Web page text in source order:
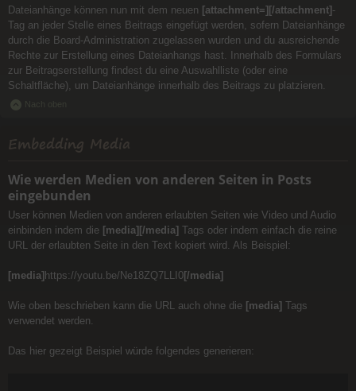
Dateianhänge können nun mit dem neuen [attachment=][/attachment] -
Tag an jeder Stelle eines Beitrags eingefügt werden, sofern Dateianhänge
durch die Board-Administration zugelassen wurden und du ausreichende
Rechte zur Erstellung eines Dateianhangs hast. Innerhalb des Formulars
zur Beitragserstellung findest du eine Auswahlliste (oder eine
Schaltfläche), um Dateianhänge innerhalb des Beitrags zu platzieren.
Nach oben
Embedding Media
Wie werden Medien von anderen Seiten in Posts
eingebunden
User können Medien von anderen erlaubten Seiten wie Video und Audio
einbinden indem die [media][/media] Tags oder indem einfach die reine
URL der erlaubten Seite in den Text kopiert wird. Als Beispiel:
[media] https://youtu.be/Ne18ZQ7LLI0[/media]
Wie oben beschrieben kann die URL auch ohne die [media] Tags
verwendet werden.
Das hier gezeigt Beispiel würde folgendes generieren: